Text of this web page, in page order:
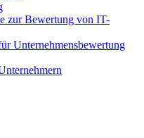
zur Bewertung von IT-
Unternehmensbewertung